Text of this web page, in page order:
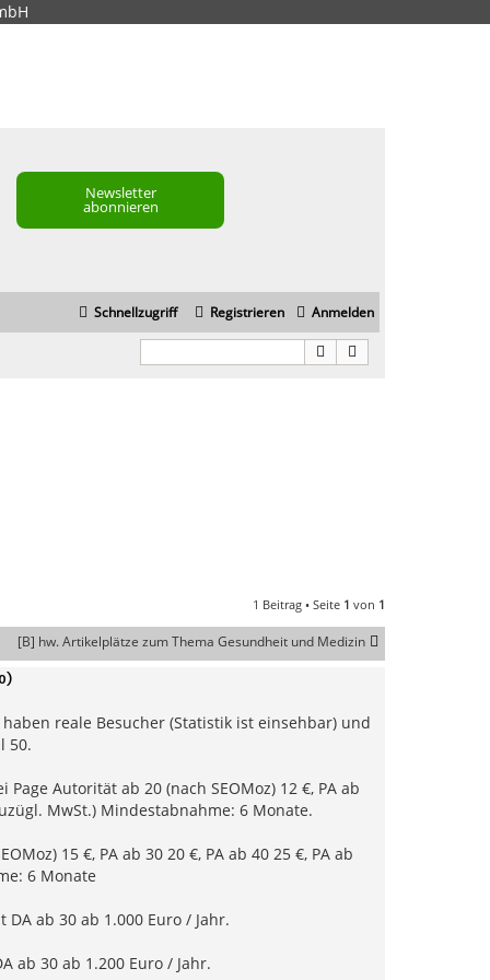
Newsletter
abonnieren
Schnellzugriff Anmelden
Registrieren
1 Beitrag • Seite 1 von 1
[B] hw. Artikelplätze zum Thema Gesundheit und Medizin
reale Besucher (Statistik ist einsehbar) und
50.
Autorität ab 20 (nach SEOMoz) 12 €, PA ab
MwSt.) Mindestabnahme: 6 Monate.
15 €, PA ab 30 20 €, PA ab 40 25 €, PA ab
6 Monate
ab 30 ab 1.000 Euro / Jahr.
ab 30 ab 1.200 Euro / Jahr.